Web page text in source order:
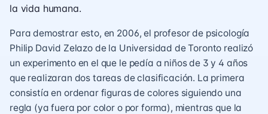
la vida humana.
Para demostrar esto, en 2006, el profesor de psicología
Philip David Zelazo de la Universidad de Toronto realizó
un experimento en el que le pedía a niños de 3 y 4 años
que realizaran dos tareas de clasificación. La primera
consistía en ordenar figuras de colores siguiendo una
regla (ya fuera por color o por forma), mientras que la